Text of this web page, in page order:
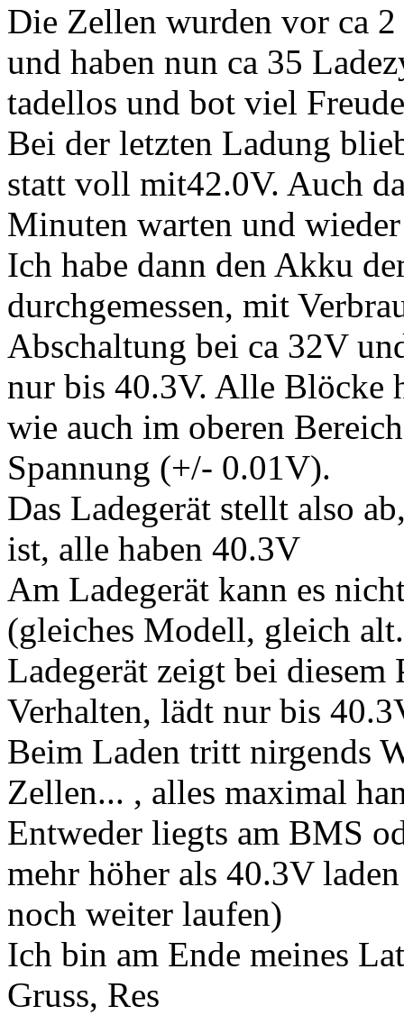
Die Zellen wurden vor ca 2
und haben nun ca 35
tadellos und bot viel
Bei der letzten Ladung
statt voll mit42.0V. Auch
Minuten warten und
Ich habe dann den Akku
durchgemessen, mit
Abschaltung bei ca 32V
nur bis 40.3V. Alle Blöcke
wie auch im oberen
Spannung (+/- 0.01V).
Das Ladegerät stellt also
ist, alle haben 40.3V
Am Ladegerät kann es
(gleiches Modell, gleich
Ladegerät zeigt bei diesem
Verhalten, lädt nur bis
Beim Laden tritt nirgends
Zellen... , alles maximal
Entweder liegts am BMS
mehr höher als 40.3V
noch weiter laufen)
Ich bin am Ende meines
Gruss, Res